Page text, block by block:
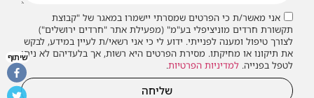
אני מאשר/ת כי הפרטים שמסרתי יישמרו במאגר של "קבוצת
תקשורת חרדים מוניציפלי בע"מ" (מפעילת אתר "חרדים ירושלים")
לצורך טיפול ומענה לפנייתי. ידוע לי כי אני רשאי/ת לעיין במידע, לבקש
את תיקונו או מחיקתו. מסירת הפרטים היא רשות, אך בלעדיהם לא ניתן
לטפל בפנייה. למדיניות הפרטיות.
שליחה
שיתוף